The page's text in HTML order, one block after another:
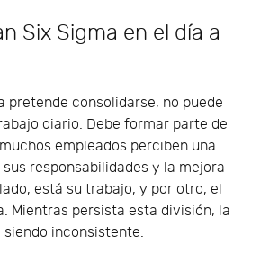
Six Sigma en el día a
pretende consolidarse, no puede
diario. Debe formar parte de
empleados perciben una
responsabilidades y la mejora
está su trabajo, y por otro, el
Mientras persista esta división, la
inconsistente.